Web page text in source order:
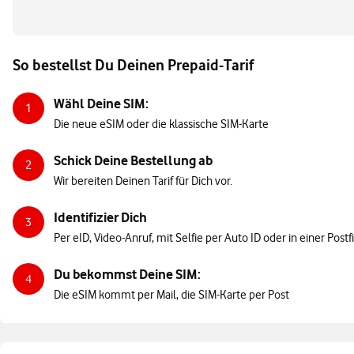
So bestellst Du Deinen Prepaid-Tarif
1 Wähl Deine SIM:
Die neue eSIM oder die klassische SIM-Karte
2 Schick Deine Bestellung ab
Wir bereiten Deinen Tarif für Dich vor.
3 Identifizier Dich
Per eID, Video-Anruf, mit Selfie per Auto ID oder in einer
4 Du bekommst Deine SIM:
Die eSIM kommt per Mail, die SIM-Karte per Post